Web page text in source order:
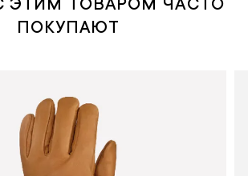
ЭТИМ ТОВАРОМ ЧАСТО
ПОКУПАЮТ